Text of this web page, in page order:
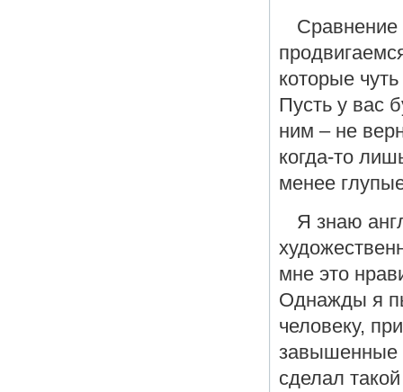
Сравнение
которые
Пусть у вас
ним – не
когда-то
менее
Я знаю
мне это
Однажды я
человеку,
завышенные
сделал